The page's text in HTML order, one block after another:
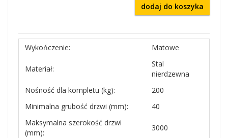
dodaj do koszyka
Wykończenie: Matowe
Materiał:
Stal
nierdzewna
Nośność dla kompletu (kg):
200
Minimalna grubość drzwi (mm):
40
Maksymalna szerokość drzwi
(mm):
3000